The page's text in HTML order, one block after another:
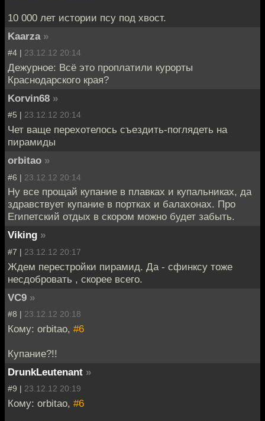
10 000 лет истории псу под хвост.
Kaarza »
#4 | 23.12.12 20:14
Дежурное: Всё это проплатили курорты
Краснодарского края?
Korvin68 »
#5 | 23.12.12 20:14
Чет ваще перехотелось съездить-поглядеть на
пирамиды
orbitao »
#6 | 23.12.12 20:14
Ну все прощай купание в плавках и купальниках, да
здравствует купание в портках и балахонах. Про
Египетский отдых в скором можно будет забыть.
Viking »
#7 | 23.12.12 20:17
Ждем перестройки пирамид. Да - сфинксу тоже
несдобровать , скорее всего.
VC9 »
#8 | 23.12.12 20:18
Кому: orbitao, #6
Купание?!!
DrunkLeutenant »
#9 | 23.12.12 20:19
Кому: orbitao, #6